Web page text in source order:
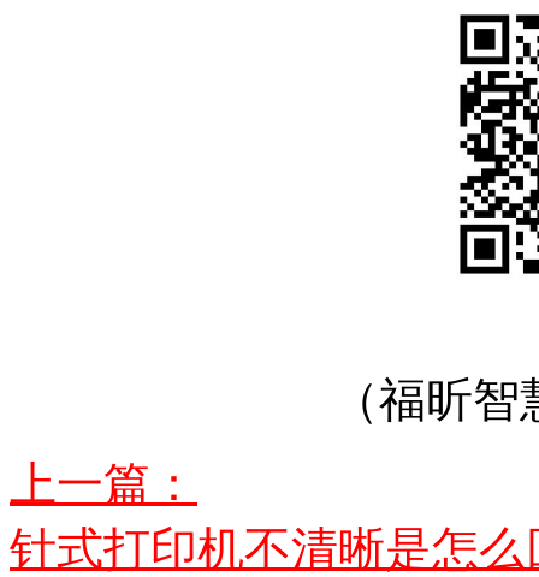
（福昕
上一篇：
针式打印机不清晰是怎么